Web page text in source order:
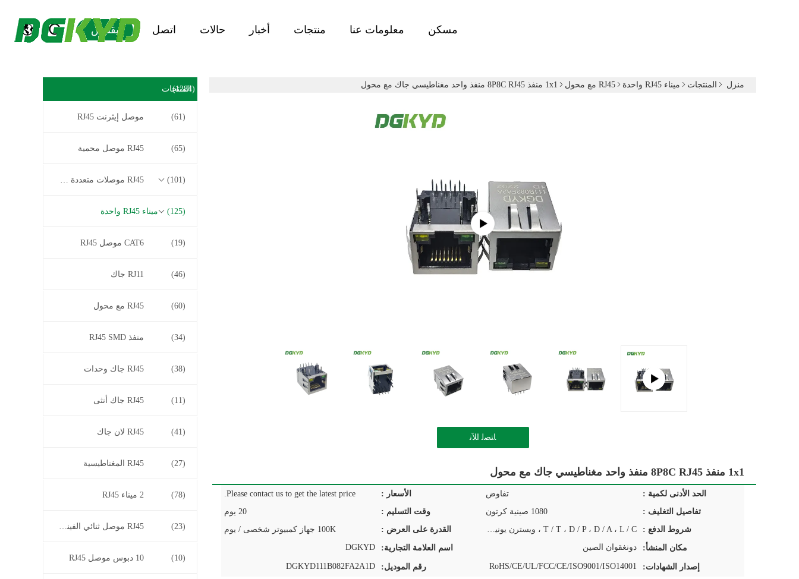
مسكن معلومات عنا منتجات أخبار حالات اتصل يقتبس
المنتجات(1284)
موصل إيثرنت RJ45 (61)
RJ45 موصل محمية (65)
RJ45 موصلات متعددة الموصل (101)
ميناء RJ45 واحدة (125)
CAT6 موصل RJ45 (19)
RJ11 جاك (46)
RJ45 مع محول (60)
منفذ RJ45 SMD (34)
RJ45 جاك وحدات (38)
RJ45 جاك أنثى (11)
RJ45 لان جاك (41)
RJ45 المغناطيسية (27)
2 ميناء RJ45 (78)
RJ45 موصل ثنائي الفينيل متعدد الكلور (23)
10 دبوس موصل RJ45 (10)
منزل المنتجات ميناء RJ45 واحدة RJ45 مع محول 1x1 منفذ 8P8C RJ45 منفذ واحد مغناطيسي جاك مع محول
ﺎﺘﺼﻟ ﺍﻶﻧ
1x1 منفذ 8P8C RJ45 منفذ واحد مغناطيسي جاك مع محول
الحد الأدنى لكمية : تفاوض الأسعار :
Please contact us to get the latest price.
تفاصيل التغليف :
1080 صينية كرتون وقت التسليم :
20 يوم
شروط الدفع :
T / T ، D / P ، D / A ، L / C ، ويسترن يونيون ، موني جرام القدرة على العرض : 100K جهاز كمبيوتر شخصى / يوم
مكان المنشأ: دونغقوان الصين اسم العلامة التجارية: DGKYD
إصدار الشهادات: RoHS/CE/UL/FCC/CE/ISO9001/ISO14001 رقم الموديل: DGKYD111B082FA2A1D